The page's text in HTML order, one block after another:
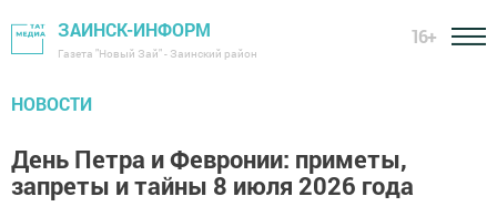
ЗАИНСК-ИНФОРМ
Газета "Новый Зай" - Заинский район
16+
НОВОСТИ
День Петра и Февронии: приметы,
запреты и тайны 8 июля 2026 года